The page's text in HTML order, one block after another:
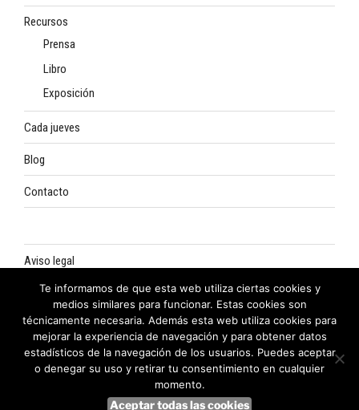
Recursos
Prensa
Libro
Exposición
Cada jueves
Blog
Contacto
Aviso legal
Política de privacidad
Política de cookies
Te informamos de que esta web utiliza ciertas cookies y
medios similares para funcionar. Estas cookies son
técnicamente necesaria. Además esta web utiliza cookies para
mejorar la experiencia de navegación y para obtener datos
estadísticos de la navegación de los usuarios. Puedes aceptar
o denegar su uso y retirar tu consentimiento en cualquier
momento.
Aceptar todas las cookies